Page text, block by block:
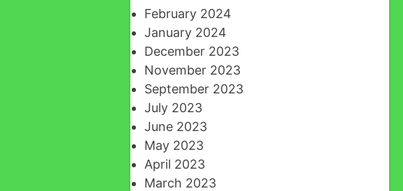
February 2024
January 2024
December 2023
November 2023
September 2023
July 2023
June 2023
May 2023
April 2023
March 2023